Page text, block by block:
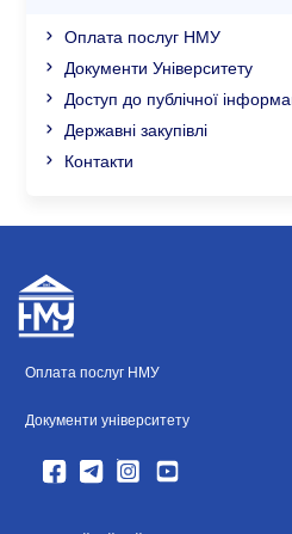
Оплата послуг НМУ
Документи Університету
Доступ до публічної
Державні закупівлі
Контакти
Оплата послуг НМУ
Документи університету